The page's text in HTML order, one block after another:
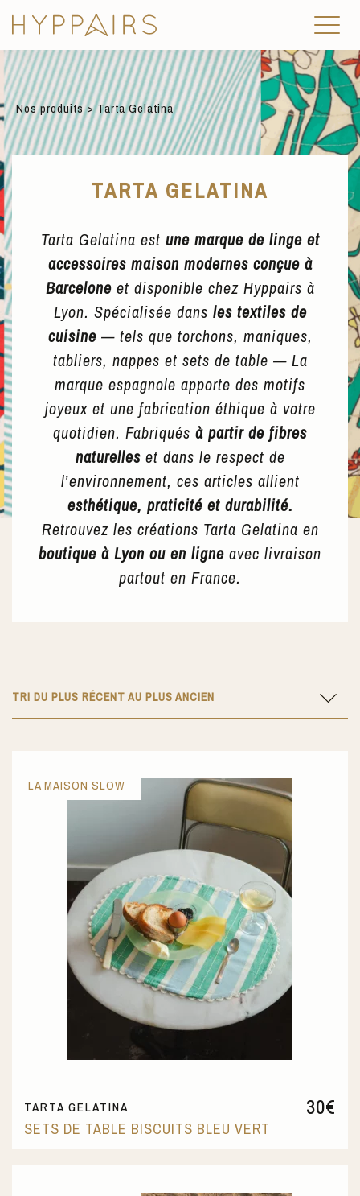
Nos produits> Tarta Gelatina
TARTA GELATINA
Tarta Gelatina est une marque de linge et
accessoires maison modernes conçue à
Barceloneet disponible chez Hyppairs à
Lyon. Spécialisée dans les textiles de
cuisine— tels que torchons, maniques,
tabliers, nappes et sets de table — La
marque espagnole apporte des motifs
joyeux et une fabrication éthique à votre
quotidien. Fabriqués à partir de fibres
naturelleset dans le respect de
l’environnement, ces articles allient
esthétique, praticité et durabilité.
Retrouvez les créations Tarta Gelatina en
boutique à Lyon ou en ligne avec livraison
partout en France.
TRI DU PLUS RÉCENT AU PLUS ANCIEN
30€
TARTA GELATINA
SETS DE TABLE BISCUITS BLEU VERT
LA MAISON SLOW